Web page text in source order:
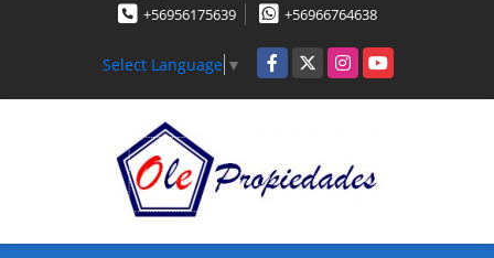
+56956175639
+56966764638
Select Language ▼ Facebook
X InstagramYouTube